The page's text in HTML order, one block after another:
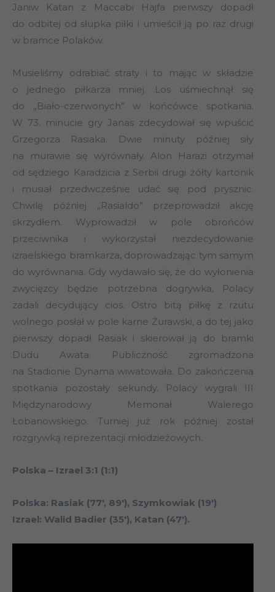
Janiw Katan z Maccabi Hajfa pierwszy dopadł
do odbitej od słupka piłki i umieścił ją po raz drugi
w bramce Polaków.
Musieliśmy odrabiać straty i to mając w składzie
o jednego piłkarza mniej. Los uśmiechnął się
do „Biało-czerwonych” w końcówce spotkania.
W 73. minucie gry Janas zdecydował się wpuścić
Grzegorza Rasiaka. Dwie minuty później siły
na murawie się wyrównały. Alon Harazi otrzymał
od sędziego Karadzicia z Serbii drugi żółty kartonik
i musiał przedwcześnie udać się pod prysznic.
Chwilę później „Rasialdo” przeprowadził akcję
skrzydłem. Wyprowadził w pole obrońców
przeciwnika i wykorzystał niezdecydowanie
izraelskiego bramkarza, doprowadzając tym samym
do wyrównania. Gdy wydawało się, że do wyłonienia
zwycięzcy będzie potrzebna dogrywka, Polacy
zadali decydujący cios. Ostro bitą piłkę z rzutu
wolnego posłał w pole karne Żurawski, a do tej jako
pierwszy dopadł Rasiak i skierował ją do bramki
Dudu Awata. Publiczność zgromadzona
na Stadionie Dynama wiwatowała. Do zakończenia
spotkania pozostały sekundy. Polacy wygrali III
Międzynarodowy Memoriał Walerego
Łobanowskiego. Turniej już rok później został
rozgrywką reprezentacji młodzieżowych.
Polska – Izrael 3:1 (1:1)
Polska: Rasiak (77′, 89′), Szymkowiak (19′)
Izrael: Walid Badier (35′), Katan (47′).